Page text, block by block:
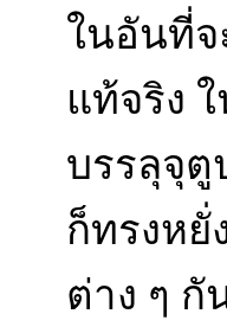
ในอันที่จ
แท้จริง
บรรลุจุ
ก็ทรงห
ต่าง ๆ กั